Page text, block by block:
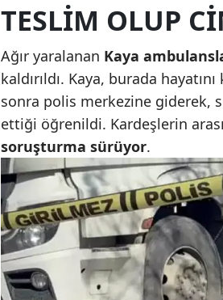
TESLIM OLUP
Ağır yaralanan Kaya
kaldırıldı. Kaya, burada
sonra polis merkezine giderek,
ettiği öğrenildi. Kardeşlerin
soruşturma sürüyor.